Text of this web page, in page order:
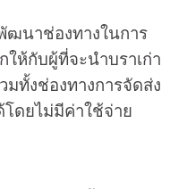
าช่องทางในการ
ให้กับผู้ที่จะนำบราเก่า
มทั้งช่องทางการจัดส่ง
ดยไม่มีค่าใช้จ่าย